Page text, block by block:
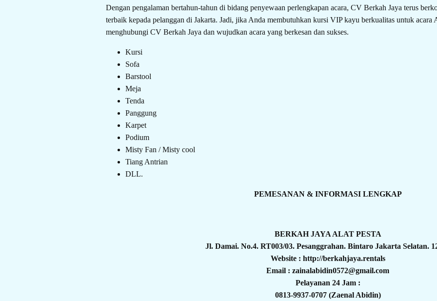
Dengan pengalaman bertahun-tahun di bidang penyewaan perlengkapan acara, CV Berkah Jaya terus
terbaik kepada pelanggan di Jakarta. Jadi, jika Anda membutuhkan kursi VIP kayu berkualitas untuk acara
menghubungi CV Berkah Jaya dan wujudkan acara yang berkesan dan sukses.
Kursi
Sofa
Barstool
Meja
Tenda
Panggung
Karpet
Podium
Misty Fan / Misty cool
Tiang Antrian
DLL.
PEMESANAN & INFORMASI LENGKAP
BERKAH JAYA ALAT PESTA
Jl. Damai. No.4. RT003/03. Pesanggrahan. Bintaro Jakarta Selatan.
Website : http://berkahjaya.rentals
Email : zainalabidin0572@gmail.com
Pelayanan 24 Jam :
0813-9937-0707 (Zaenal Abidin)